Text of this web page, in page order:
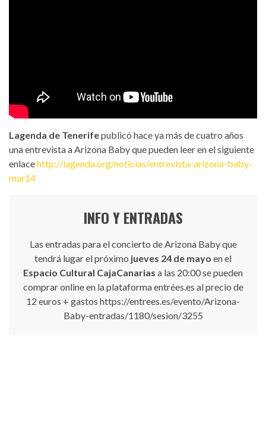
Lagenda de Tenerifepublicó hace ya más de cuatro años
una entrevista a Arizona Baby que pueden leer en el siguiente
enlacehttp://lagenda.org/noticias/entrevista-arizona-baby-
mar14
INFO Y ENTRADAS
Las entradas para el concierto de Arizona Baby que
tendrá lugar el próximo jueves 24 de mayo en el
Espacio Cultural CajaCanarias a las 20:00 se pueden
comprar online en la plataforma entrées.es al precio de
12 euros + gastos https://entrees.es/evento/Arizona-
Baby-entradas/1180/sesion/3255